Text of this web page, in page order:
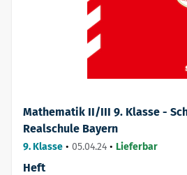
Mathematik II/III 9. Klasse -
Realschule Bayern
9. Klasse • 05.04.24 • Lieferbar
Heft